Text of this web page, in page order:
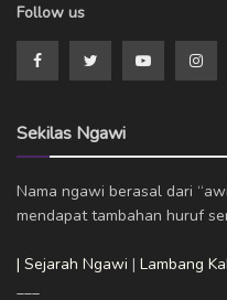
Follow us
Sekilas Ngawi
Nama ngawi berasal dari
mendapat tambahan huruf
| Sejarah Ngawi | Lambang